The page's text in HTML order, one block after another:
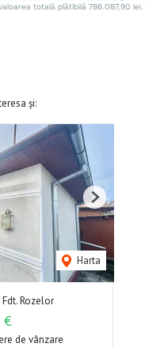
și:
Harta
Next
Rozelor
€
de vânzare